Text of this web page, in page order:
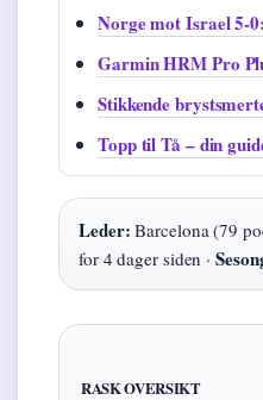
Norge mot Israel 5-
Garmin HRM Pro
Stikkende
Topp til Tå – din
Leder: Barcelona (79
for 4 dager siden ·
RASK OVERSIKT